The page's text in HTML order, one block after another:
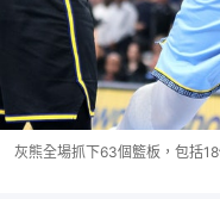
灰熊全場抓下63個籃板，包括